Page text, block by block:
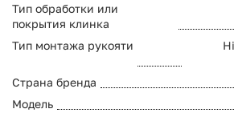
Тип обработки или
покрытия клинка
Тип монтажа рукояти
Страна бренда
Модель